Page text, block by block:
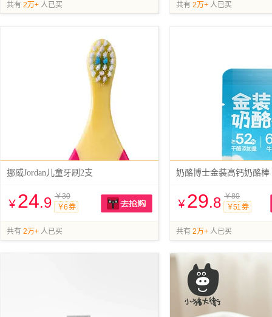
共有 2万+ 人已买 共有 2万+ 人已买
挪威Jordan儿童牙刷2支
￥ 24.9 ￥30
￥6 券
共有 2万+ 人已买
奶酪博士金装高钙奶酪棒
￥ 29.8 ￥80
￥51 券
共有 2万+ 人已买